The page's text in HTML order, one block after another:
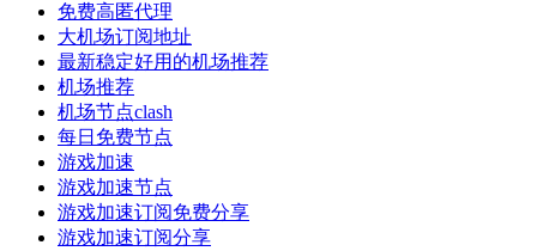
免费高匿代理
大机场订阅地址
最新稳定好用的机场推荐
机场推荐
机场节点clash
每日免费节点
游戏加速
游戏加速节点
游戏加速订阅免费分享
游戏加速订阅分享